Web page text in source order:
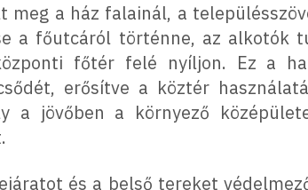
meg a ház falainál, a
a főutcáról történne, az alkotók
főtér felé nyíljon. Ez a
erősítve a köztér
a jövőben a környező
és a belső tereket